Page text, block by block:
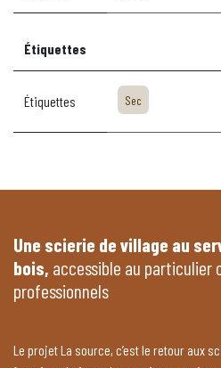
Étiquettes
Étiquettes Sec
Une scierie de village au
bois, accessible au particulier
professionnels
Le projet La source, c’est le retour aux